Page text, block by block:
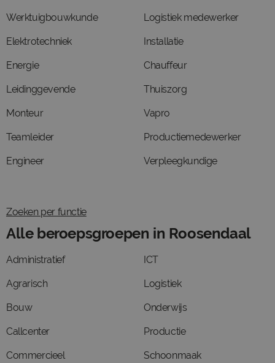
Werktuigbouwkunde
Elektrotechniek
Energie
Leidinggevende
Monteur
Teamleider
Engineer
Logistiek medewerker
Installatie
Chauffeur
Thuiszorg
Vapro
Productiemedewerker
Verpleegkundige
Zoeken per functie
Alle beroepsgroepen in Roosendaal
Administratief
Agrarisch
Bouw
Callcenter
Commercieel
ICT
Logistiek
Onderwijs
Productie
Schoonmaak